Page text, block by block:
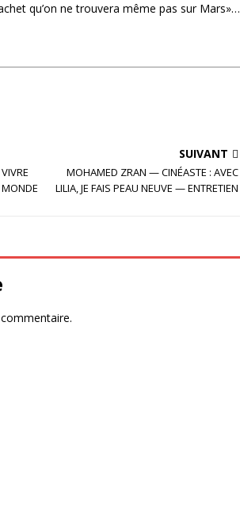
qu’on ne trouvera même pas sur Mars»…
MONDE
SUIVANT
MOHAMED ZRAN — CINÉASTE : AVEC
LILIA, JE FAIS PEAU NEUVE — ENTRETIEN